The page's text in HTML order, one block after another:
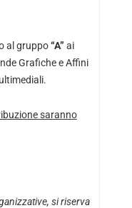
al gruppo“A” ai
Grafiche e Affini
saranno
si riserva